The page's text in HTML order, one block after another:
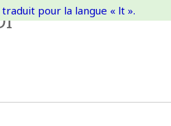
pour la langue « lt ».